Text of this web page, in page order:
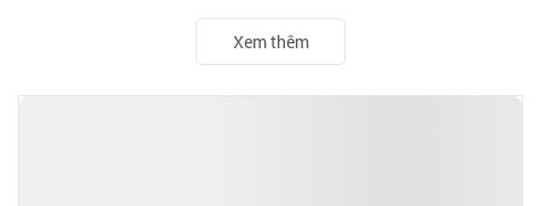
Xem thêm